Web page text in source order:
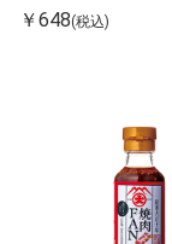
￥648(税込)